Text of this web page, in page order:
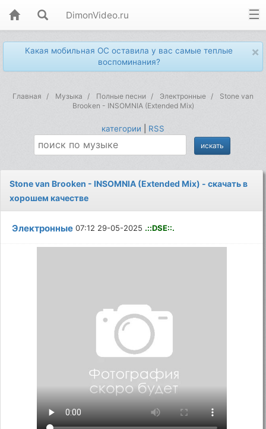
DimonVideo.ru
×
Какая мобильная ОС оставила у вас самые теплые
воспоминания?
Главная Музыка Полные песни Электронные
Stone van
Brooken - INSOMNIA (Extended Mix)
категории RSS
Stone van Brooken - INSOMNIA (Extended Mix) - скачать в
хорошем качестве
Электронные 07:12 29-05-2025 .::DSE::.